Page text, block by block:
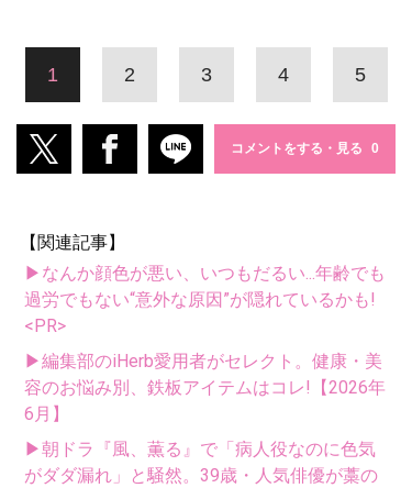
1 2 3 4 5
コメントをする・見る
【関連記事】
▶なんか顔色が悪い、いつもだるい...年齢でも
過労でもない“意外な原因”が隠れているかも!
<PR>
▶編集部のiHerb愛用者がセレクト。健康・美
容のお悩み別、鉄板アイテムはコレ!【2026年
6月】
▶朝ドラ『風、薫る』で「病人役なのに色気
がダダ漏れ」と騒然。39歳・人気俳優が藁の